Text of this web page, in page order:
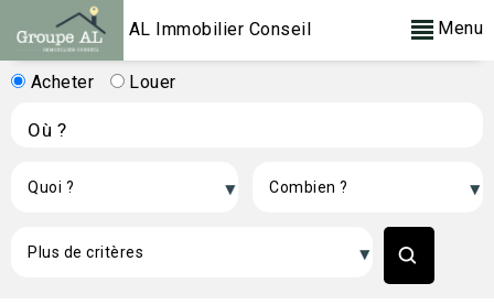
AL Immobilier Conseil Menu
Acheter Louer